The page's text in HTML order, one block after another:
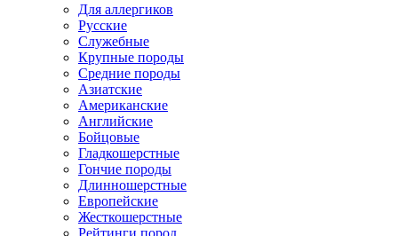
Для аллергиков
Русские
Служебные
Крупные породы
Средние породы
Азиатские
Американские
Английские
Бойцовые
Гладкошерстные
Гончие породы
Длинношерстные
Европейские
Жесткошерстные
Рейтинги пород